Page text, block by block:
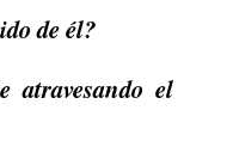
de él?
el